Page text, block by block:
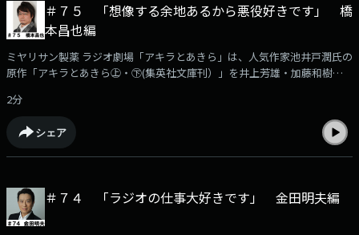
＃７５ 「想像する余地あるから悪役好きです」 橋
本昌也編
ミヤリサン製薬 ラジオ劇場「アキラとあきら」は、人気作家池井戸潤氏の
原作「アキラとあきら㊤・㊦(集英社文庫刊）」を井上芳雄・加藤和樹のW
豪華出演者の「収録後の声」を収録！アフタートークとして番組の裏話や
役作りに付いてなど様々なエピソードをお届けします。本編はKBCラジオ
で毎週月曜日ごご6時30分から放送！（日曜あさ７時３０分から再放送）
今回の登場は、三友銀行・江幡貞夫役の橋本昌也さんです。
2分
シェア
＃７４ 「ラジオの仕事大好きです」 金田明夫編